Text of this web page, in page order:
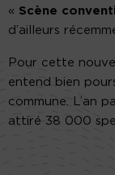
« Scène
d’ailleurs
Pour cette
entend bien
commune. L’an
attiré 38 000